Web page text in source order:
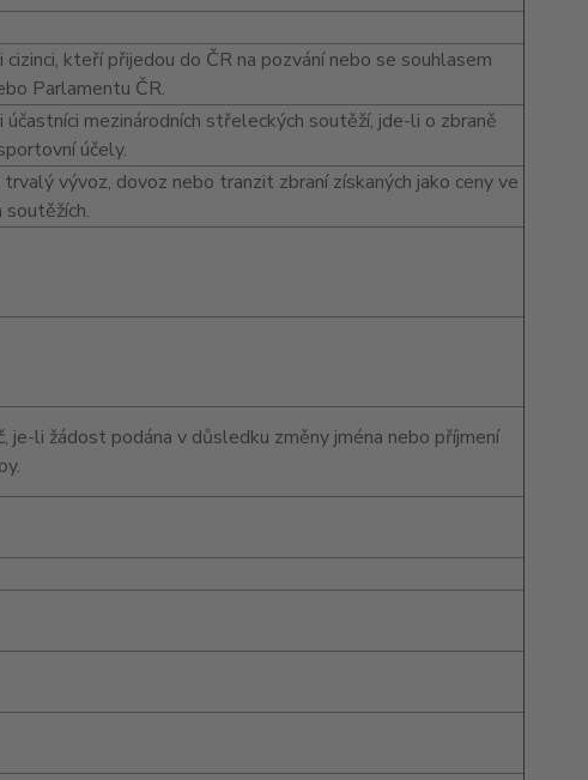
cizinci, kteří přijedou do ČR na pozvání nebo se souhlasem
Parlamentu ČR.
účastníci mezinárodních střeleckých soutěží, jde-li o zbraně
účely.
vývoz, dovoz nebo tranzit zbraní získaných jako ceny ve
je-li žádost podána v důsledku změny jména nebo příjmení